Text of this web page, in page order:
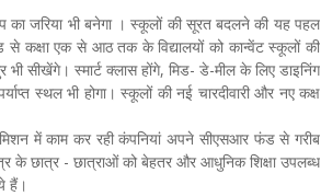
का जरिया भी बनेगा । स्कूलों की सूरत बदलने की यह पहल
कक्षा एक से आठ तक के विद्यालयों को कान्वेंट स्कूलों की
भी सीखेंगे। स्मार्ट क्लास होंगे, मिड- डे-मील के लिए डाइनिंग
स्थल भी होगा। स्कूलों की नई चारदीवारी और नए कक्ष
मिशन में काम कर रही कंपनियां अपने सीएसआर फंड से गरीब
के छात्र - छात्राओं को बेहतर और आधुनिक शिक्षा उपलब्ध
हैं।